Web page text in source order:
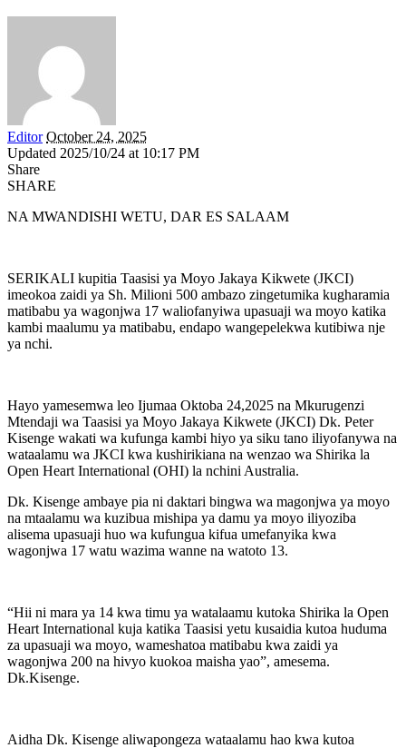
Editor October 24, 2025
Updated 2025/10/24 at 10:17 PM
Share
SHARE
NA MWANDISHI WETU, DAR ES SALAAM
SERIKALI kupitia Taasisi ya Moyo Jakaya Kikwete (JKCI)
imeokoa zaidi ya Sh. Milioni 500 ambazo zingetumika kugharamia
matibabu ya wagonjwa 17 waliofanyiwa upasuaji wa moyo katika
kambi maalumu ya matibabu, endapo wangepelekwa kutibiwa nje
ya nchi.
Hayo yamesemwa leo Ijumaa Oktoba 24,2025 na Mkurugenzi
Mtendaji wa Taasisi ya Moyo Jakaya Kikwete (JKCI) Dk. Peter
Kisenge wakati wa kufunga kambi hiyo ya siku tano iliyofanywa na
wataalamu wa JKCI kwa kushirikiana na wenzao wa Shirika la
Open Heart International (OHI) la nchini Australia.
Dk. Kisenge ambaye pia ni daktari bingwa wa magonjwa ya moyo
na mtaalamu wa kuzibua mishipa ya damu ya moyo iliyoziba
alisema upasuaji huo wa kufungua kifua umefanyika kwa
wagonjwa 17 watu wazima wanne na watoto 13.
“Hii ni mara ya 14 kwa timu ya watalaamu kutoka Shirika la Open
Heart International kuja katika Taasisi yetu kusaidia kutoa huduma
za upasuaji wa moyo, wameshatoa matibabu kwa zaidi ya
wagonjwa 200 na hivyo kuokoa maisha yao”, amesema.
Dk.Kisenge.
Aidha Dk. Kisenge aliwapongeza wataalamu hao kwa kutoa